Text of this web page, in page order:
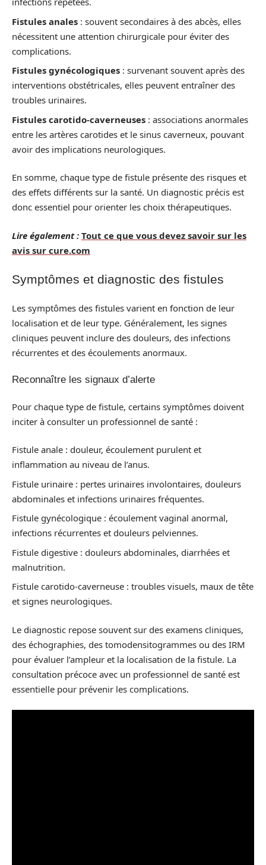
Fistules anales : souvent secondaires à des abcès, elles
nécessitent une attention chirurgicale pour éviter des
complications.
Fistules gynécologiques : survenant souvent après des
interventions obstétricales, elles peuvent entraîner des
troubles urinaires.
Fistules carotido-caverneuses : associations anormales
entre les artères carotides et le sinus caverneux, pouvant
avoir des implications neurologiques.
En somme, chaque type de fistule présente des risques et
des effets différents sur la santé. Un diagnostic précis est
donc essentiel pour orienter les choix thérapeutiques.
Lire également : Tout ce que vous devez savoir sur les
avis sur cure.com
Symptômes et diagnostic des fistules
Les symptômes des fistules varient en fonction de leur
localisation et de leur type. Généralement, les signes
cliniques peuvent inclure des douleurs, des infections
récurrentes et des écoulements anormaux.
Reconnaître les signaux d’alerte
Pour chaque type de fistule, certains symptômes doivent
inciter à consulter un professionnel de santé :
Fistule anale : douleur, écoulement purulent et
inflammation au niveau de l’anus.
Fistule urinaire : pertes urinaires involontaires, douleurs
abdominales et infections urinaires fréquentes.
Fistule gynécologique : écoulement vaginal anormal,
infections récurrentes et douleurs pelviennes.
Fistule digestive : douleurs abdominales, diarrhées et
malnutrition.
Fistule carotido-caverneuse : troubles visuels, maux de tête
et signes neurologiques.
Le diagnostic repose souvent sur des examens cliniques,
des échographies, des tomodensitogrammes ou des IRM
pour évaluer l’ampleur et la localisation de la fistule. La
consultation précoce avec un professionnel de santé est
essentielle pour prévenir les complications.